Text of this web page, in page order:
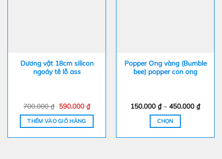
Dương vật 18cm silicon
ngoáy tê lỗ ass
700.000₫ Giá
là:
700.000 ₫.
590.000 ₫Giá
hiện
tại
THÊM VÀO GIỎ HÀNG
Popper Ong vàng (Bumble
bee) popper con ong
150.000 ₫ – 450.000 ₫
giá:
CHỌN